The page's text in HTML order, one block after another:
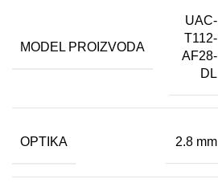
MODEL PROIZVODA
UAC-
T112-
AF28-
DL
OPTIKA 2.8 mm